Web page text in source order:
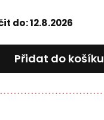
do:12.8.2026
Přidat do košíku